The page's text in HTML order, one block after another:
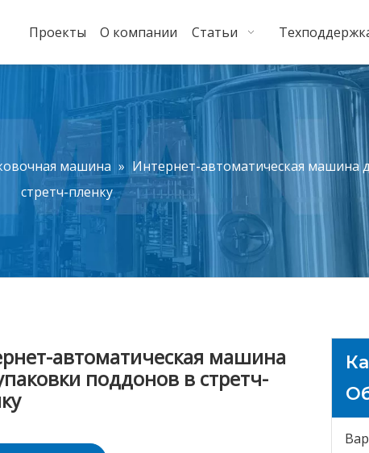
Проекты О компании Статьи
машина » Интернет-автоматическая машина
стретч-пленку
автоматическая машина
поддонов в стретч-